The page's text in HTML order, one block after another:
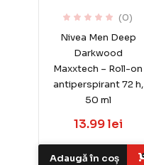
(0)
Nivea Men Deep
Darkwood
Maxxtech – Roll-on
antiperspirant 72 h,
50 ml
13.99 lei
Adaugă în coș